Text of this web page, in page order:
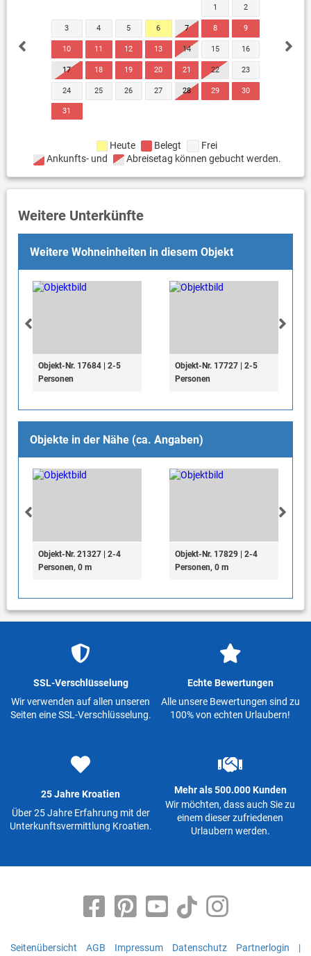
1 2
3 4 5 6 7 8 9
10 11 12 13 14 15 16
17 18 19 20 21 22 23
24 25 26 27 28 29 30
31
Heute Belegt
Frei
Ankunfts- und
Abreisetag können gebucht werden.
Weitere Unterkünfte
Weitere Wohneinheiten in diesem Objekt
Objekt-Nr. 17684 | 2-5
Personen
Objekt-Nr. 17727 | 2-5
Personen
Objekte in der Nähe (ca. Angaben)
Objekt-Nr. 21327 | 2-4
Personen, 0 m
Objekt-Nr. 17829 | 2-4
Personen, 0 m
SSL-Verschlüsselung
Wir verwenden auf allen unseren
Seiten eine SSL-Verschlüsselung.
Echte Bewertungen
Alle unsere Bewertungen sind zu
100% von echten Urlaubern!
25 Jahre Kroatien
Über 25 Jahre Erfahrung mit der
Unterkunftsvermittlung Kroatien.
Mehr als 500.000 Kunden
Wir möchten, dass auch Sie zu
einem dieser zufriedenen
Urlaubern werden.
Seitenübersicht AGB Impressum Datenschutz Partnerlogin |